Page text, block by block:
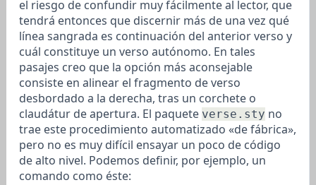
el riesgo de confundir muy fácilmente al lector, que
tendrá entonces que discernir más de una vez qué
línea sangrada es continuación del anterior verso y
cuál constituye un verso autónomo. En tales
pasajes creo que la opción más aconsejable
consiste en alinear el fragmento de verso
desbordado a la derecha, tras un corchete o
claudátur de apertura. El paquete verse.sty no
trae este procedimiento automatizado «de fábrica»,
pero no es muy difícil ensayar un poco de código
de alto nivel. Podemos definir, por ejemplo, un
comando como éste: